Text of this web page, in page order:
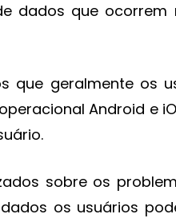
dados que
que geralmente os
Android e
sobre os
os usuários